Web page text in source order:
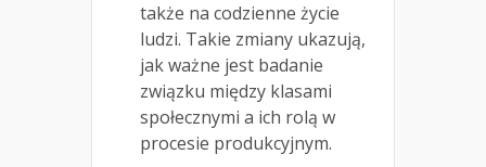
także na codzienne życie
ludzi. Takie zmiany ukazują,
jak ważne jest badanie
związku między klasami
społecznymi a ich rolą w
procesie produkcyjnym.